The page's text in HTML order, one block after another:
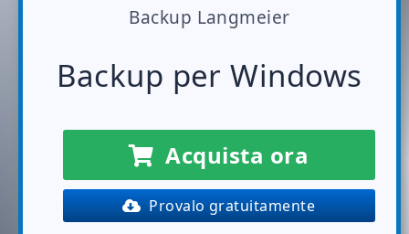
Backup Langmeier
Backup per Windows
Acquista ora
Provalo gratuitamente